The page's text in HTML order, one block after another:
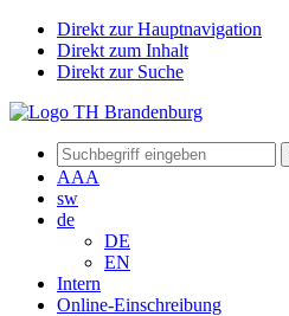
Direkt zur Hauptnavigation
Direkt zum Inhalt
Direkt zur Suche
AAA
sw
de
DE
EN
Intern
Online-Einschreibung